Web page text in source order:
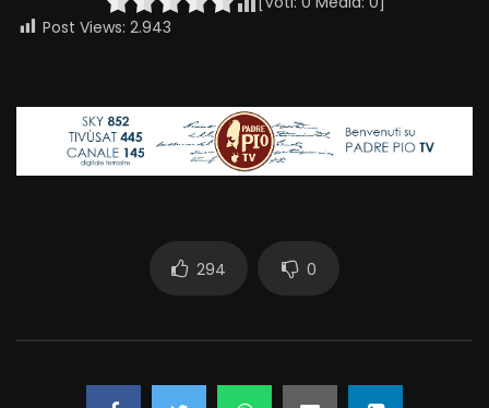
Post Views: 2.943
294 0